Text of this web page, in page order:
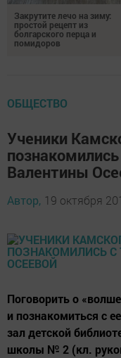
Закрутите лечо на зиму:
простой рецепт из
болгарского перца и
помидоров
ОБЩЕСТВО
Ученики
Валентины
Автор, 19 октября
Поговорить о
и познакомиться с
зал детской
школы № 2 (кл.